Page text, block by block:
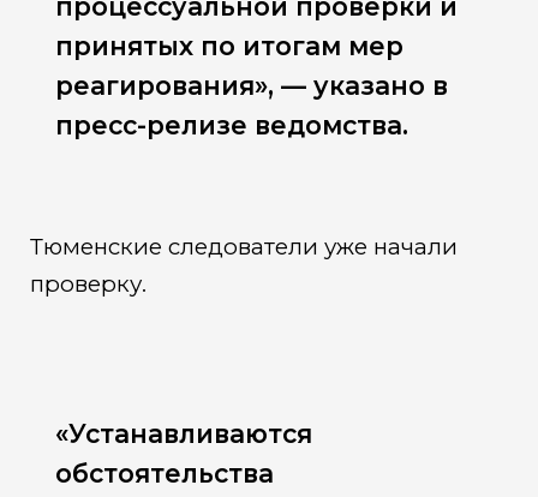
процессуальной проверки и
принятых по итогам мер
реагирования», — указано в
пресс-релизе ведомства.
Тюменские следователи уже начали
проверку.
«Устанавливаются
обстоятельства